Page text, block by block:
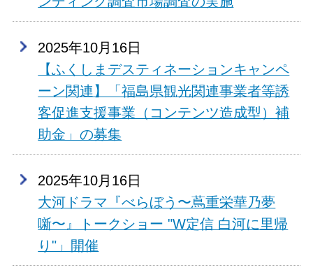
2025年10月16日
【ふくしまデスティネーションキャンペ
ーン関連】「福島県観光関連事業者等誘
客促進支援事業（コンテンツ造成型）補
助金」の募集
2025年10月16日
大河ドラマ『べらぼう〜蔦重栄華乃夢
噺〜』トークショー "W定信 白河に里帰
り"」開催